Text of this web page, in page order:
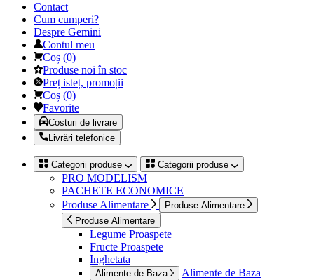
Contact
Cum cumperi?
Despre Gemini
Contul meu
Coș (0)
Produse noi în stoc
Preț isteț, promoții
Coș (0)
Favorite
Costuri de livrare
Livrări telefonice
Categorii produse Categorii produse
PRO MODELISM
PACHETE ECONOMICE
Produse Alimentare
Produse Alimentare
Produse Alimentare
Legume Proaspete
Fructe Proaspete
Inghetata
Alimente de Baza Alimente de Baza